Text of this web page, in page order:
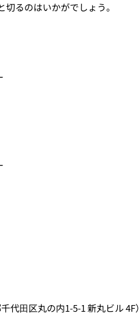
るのはいかがでしょう。
代⽥区丸の内1-5-1 新丸ビル 4F）